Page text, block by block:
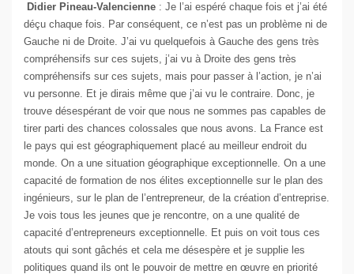
Didier Pineau-Valencienne : Je l’ai espéré chaque fois et j’ai été
déçu chaque fois. Par conséquent, ce n’est pas un problème ni de
Gauche ni de Droite. J’ai vu quelquefois à Gauche des gens très
compréhensifs sur ces sujets, j’ai vu à Droite des gens très
compréhensifs sur ces sujets, mais pour passer à l’action, je n’ai
vu personne. Et je dirais même que j’ai vu le contraire. Donc, je
trouve désespérant de voir que nous ne sommes pas capables de
tirer parti des chances colossales que nous avons. La France est
le pays qui est géographiquement placé au meilleur endroit du
monde. On a une situation géographique exceptionnelle. On a une
capacité de formation de nos élites exceptionnelle sur le plan des
ingénieurs, sur le plan de l’entrepreneur, de la création d’entreprise.
Je vois tous les jeunes que je rencontre, on a une qualité de
capacité d’entrepreneurs exceptionnelle. Et puis on voit tous ces
atouts qui sont gâchés et cela me désespère et je supplie les
politiques quand ils ont le pouvoir de mettre en œuvre en priorité